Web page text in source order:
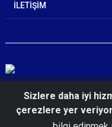
İLETİŞİM
© 2026
Sizlere daha iyi
çerezlere yer